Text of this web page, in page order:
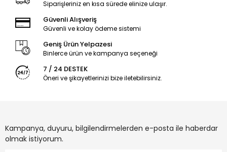
Siparişleriniz en kısa sürede elinize ulaşır.
Güvenli Alışveriş
Güvenli ve kolay ödeme sistemi
Geniş Ürün Yelpazesi
Binlerce ürün ve kampanya seçeneği
7 / 24 DESTEK
Öneri ve şikayetlerinizi bize iletebilirsiniz.
Kampanya, duyuru, bilgilendirmelerden e-posta ile haberdar
olmak istiyorum.